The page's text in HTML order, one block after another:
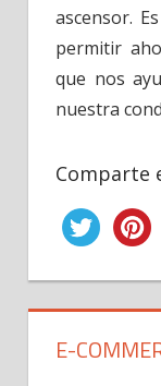
ascensor.
permitir
que nos
nuestra
Comparte
E-